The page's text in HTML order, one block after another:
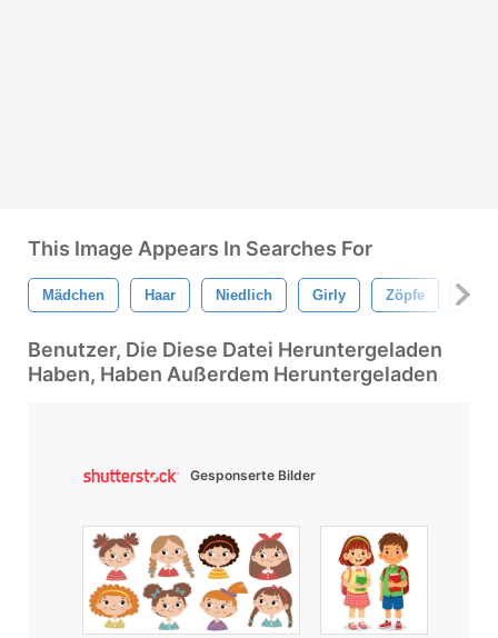
This Image Appears In Searches For
Mädchen Haar Niedlich Girly Zöpfe
Benutzer, Die Diese Datei Heruntergeladen
Haben, Haben Außerdem Heruntergeladen
Gesponserte Bilder